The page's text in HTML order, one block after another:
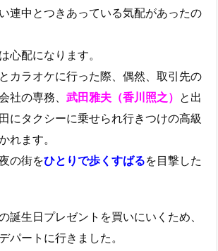
連中とつきあっている気配があったの
心配になります。
カラオケに行った際、偶然、取引先の
社の専務、 武田雅夫（香川照之） と出
にタクシーに乗せられ行きつけの高級
れます。
の街をひとりで歩くすばるを目撃した
誕生日プレゼントを買いにいくため、
パートに行きました。